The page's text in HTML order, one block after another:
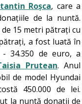
Roșca, care a
de la nuntă.
15 metri pătrați cu
a fost luată în
- 34.350 de euro, a
Prutean. Anul
de model Hyundai
450.000 de lei.
la nuntă donații de